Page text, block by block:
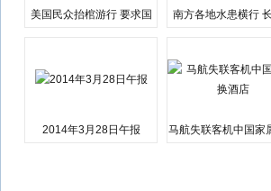
美国民众抬棺游行 要求国
南方各地水患横行
2014年3月28日午报
马航失联客机中国家